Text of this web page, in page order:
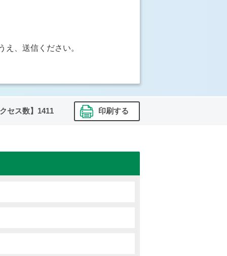
、送信ください。
セス数】 1411 印刷する